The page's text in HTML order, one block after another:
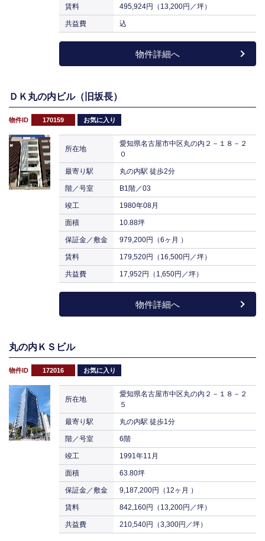
賃料 495,924円（13,200円／坪）
共益費 込
物件詳細へ
ＤＫ丸の内ビル（旧坂長）
物件ID 170159 お気に入り
所在地
愛知県名古屋市中区丸の内２－１８－２
０
最寄り駅 丸の内駅 徒歩2分
階／号室 B1階／03
竣工 1980年08月
面積 10.88坪
保証金／敷金 979,200円（6ヶ月 ）
賃料 179,520円（16,500円／坪）
共益費 17,952円（1,650円／坪）
物件詳細へ
丸の内ＫＳビル
物件ID 172016 お気に入り
所在地
愛知県名古屋市中区丸の内２－１８－２
５
最寄り駅 丸の内駅 徒歩1分
階／号室 6階
竣工 1991年11月
面積 63.80坪
保証金／敷金 9,187,200円（12ヶ月 ）
賃料 842,160円（13,200円／坪）
共益費 210,540円（3,300円／坪）